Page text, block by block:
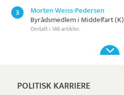
3 Morten Weiss-Pedersen
Byrådsmedlem i Middelfart (K)
Omtalt i 148 artikler.
POLITISK KARRIERE